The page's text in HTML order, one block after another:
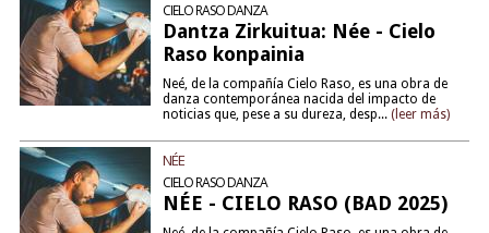
CIELO RASO DANZA
Dantza Zirkuitua: Née - Cielo
Raso konpainia
Neé, de la compañía Cielo Raso, es una obra de
danza contemporánea nacida del impacto de
noticias que, pese a su dureza, desp... (leer más)
NÉE
CIELO RASO DANZA
NÉE - CIELO RASO (BAD 2025)